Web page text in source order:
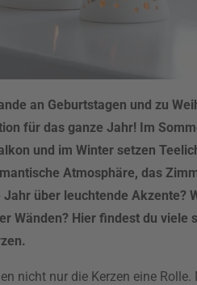
an Geburtstagen und zu
für das ganze Jahr! Im
und im Winter setzen
Atmosphäre, das
über leuchtende Akzente?
Wänden? Hier findest du viele
nicht nur die Kerzen eine